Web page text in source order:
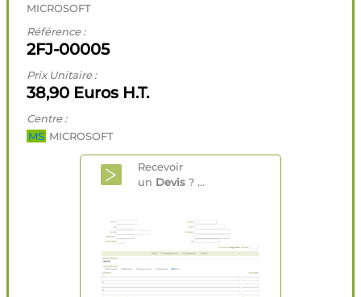
MICROSOFT
Référence :
2FJ-00005
Prix Unitaire :
38,90 Euros H.T.
Centre :
MS MICROSOFT
Recevoir
un Devis ? ...